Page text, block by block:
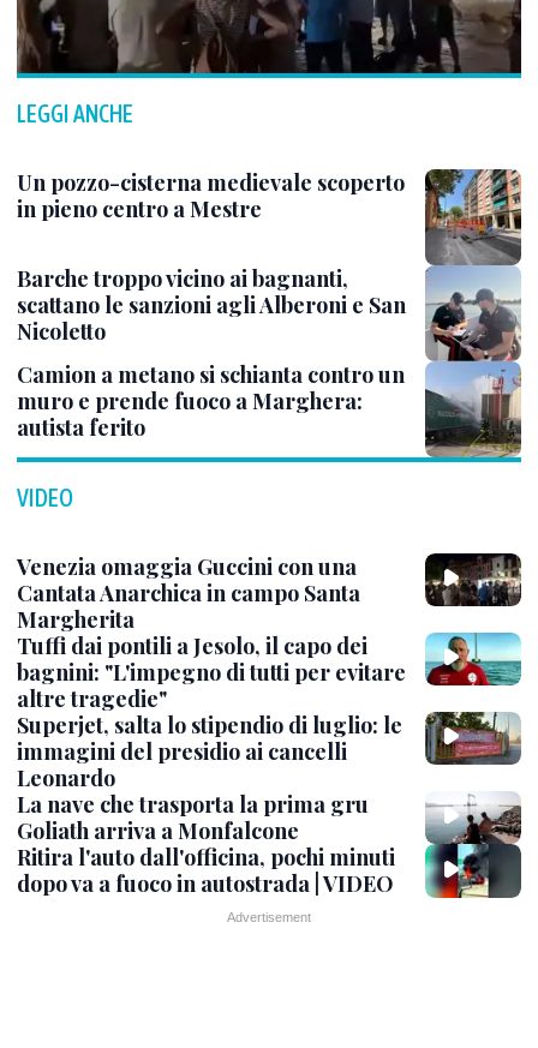
LEGGI ANCHE
Un pozzo-cisterna medievale scoperto
in pieno centro a Mestre
Barche troppo vicino ai bagnanti,
scattano le sanzioni agli Alberoni e San
Nicoletto
Camion a metano si schianta contro un
muro e prende fuoco a Marghera:
autista ferito
VIDEO
Venezia omaggia Guccini con una
Cantata Anarchica in campo Santa
Margherita
Tuffi dai pontili a Jesolo, il capo dei
bagnini: "L'impegno di tutti per evitare
altre tragedie"
Superjet, salta lo stipendio di luglio: le
immagini del presidio ai cancelli
Leonardo
La nave che trasporta la prima gru
Goliath arriva a Monfalcone
Ritira l'auto dall'officina, pochi minuti
dopo va a fuoco in autostrada | VIDEO